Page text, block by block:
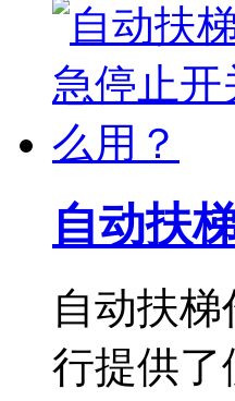
自动扶
自动扶
行提供了